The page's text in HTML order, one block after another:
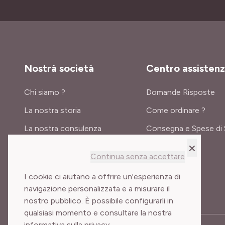
×
Continua senza accettare
I cookie ci aiutano a offrire un'esperienza di
navigazione personalizzata e a misurare il
nostro pubblico. È possibile configurarli in
qualsiasi momento e consultare la nostra
Nostrà società
Chi siamo ?
La nostra storia
La nostra consulenza
Centro
Domande Risposte
Come ordinare ?
Consegna e Spese di